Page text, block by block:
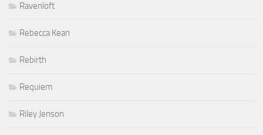
Ravenloft
Rebecca Kean
Rebirth
Requiem
Riley Jenson